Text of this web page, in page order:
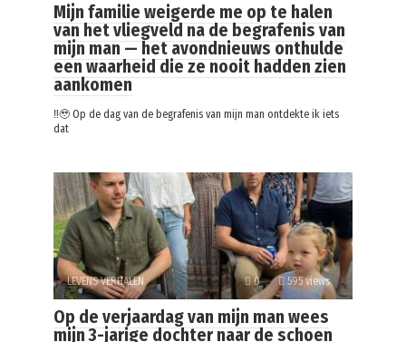
Mijn familie weigerde me op te halen
van het vliegveld na de begrafenis van
mijn man — het avondnieuws onthulde
een waarheid die ze nooit hadden zien
aankomen
‼️🥹 Op de dag van de begrafenis van mijn man ontdekte ik iets
dat
LEVENS VERHALEN 0 595 views
Op de verjaardag van mijn man wees
mijn 3-jarige dochter naar de schoen